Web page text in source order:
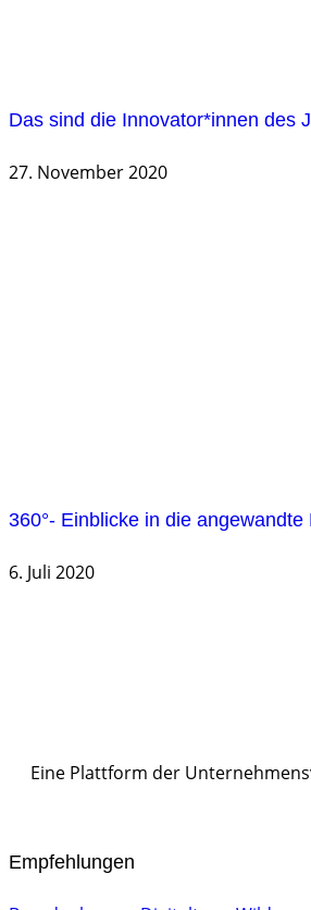
Das sind die Innovator*innen des
27. November 2020
360°- Einblicke in die angewandte
6. Juli 2020
Eine Plattform der
Empfehlungen